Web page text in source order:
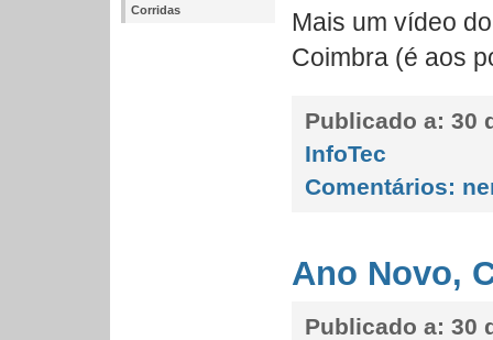
Corridas
Mais um vídeo
Coimbra (é aos
Publicado a: 30
InfoTec
Comentários:
Ano Novo,
Publicado a: 30